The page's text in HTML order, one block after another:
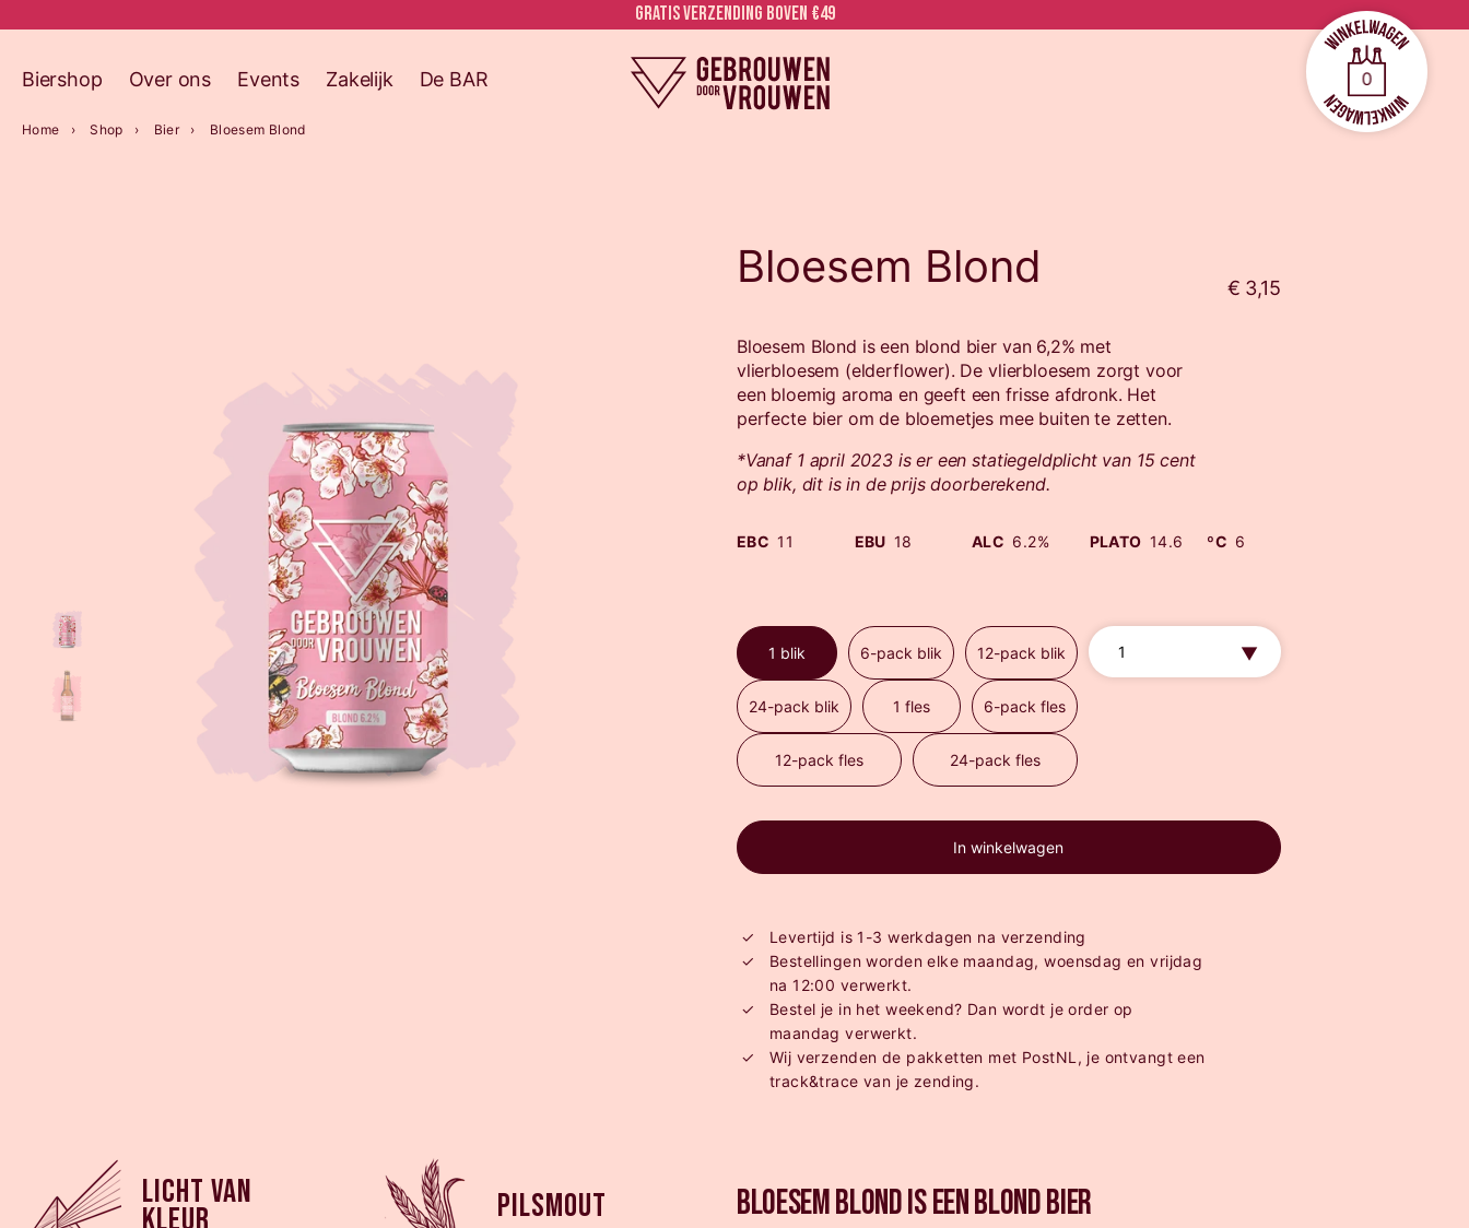
Gratis verzending boven €49
Biershop Over ons Events Zakelijk De BAR 0
Home Shop Bier Bloesem Blond
Bloesem Blond € 3,15
Bloesem Blond is een blond bier van 6,2% met
vlierbloesem (elderflower). De vlierbloesem zorgt voor
een bloemig aroma en geeft een frisse afdronk. Het
perfecte bier om de bloemetjes mee buiten te zetten.
*Vanaf 1 april 2023 is er een statiegeldplicht van 15 cent
op blik, dit is in de prijs doorberekend.
EBC 11 EBU 18 ALC 6.2% PLATO 14.6 ºC 6
1 blik 6-pack blik 12-pack blik
24-pack blik 1 fles 6-pack fles
12-pack fles 24-pack fles
In winkelwagen
Levertijd is 1-3 werkdagen na verzending
Bestellingen worden elke maandag, woensdag en vrijdag
na 12:00 verwerkt.
Bestel je in het weekend? Dan wordt je order op
maandag verwerkt.
Wij verzenden de pakketten met PostNL, je ontvangt een
track&trace van je zending.
Licht van
kleur Pilsmout Bloesem Blond is een blond bier